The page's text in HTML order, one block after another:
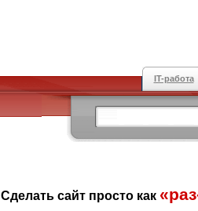
IT-работа
Сделать сайт просто как